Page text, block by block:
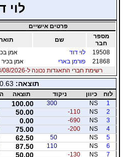
לוי
פרטים אישיים
מספר
חבר
שם תואר
19508
לוי דוד אמן
21868
פורמן בארי אמן
רשימת חברי התאגדות נכונה ל-08/08/2026
תוצאה:
לוח כיוון ניקוד תוצאה
1
NS
300
100.00
2
NS
-110
50.00
3
NS
-690
0.00
4
NS
-200
75.00
5
NS
50
62.50
6
NS
110
87.50
7
NS
-130
50.00